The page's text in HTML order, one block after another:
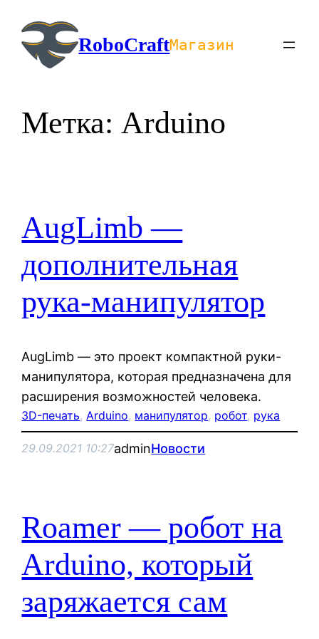
содержимомуRoboCraftМагазин
Метка:Arduino
AugLimb —
дополнительная
рука-манипулятор
AugLimb — это проект компактной руки-
манипулятора, которая предназначена для
расширения возможностей человека.
3D-печать, Arduino, манипулятор, робот, рука
29.09.2021 10:27adminНовости
Roamer — робот на
Arduino, который
заряжается сам